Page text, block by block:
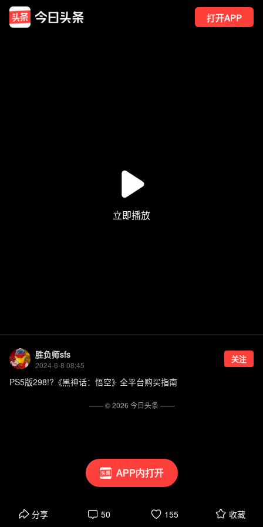
打开APP
APP内打开
胜负师sfs
2024-6-8 08:45
关注
PS5版298!?《黑神话：悟空》全平台购买指南
分享 50 155 收藏
—— ©2026 今日头条——